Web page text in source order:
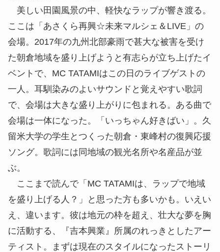
美しい田園風景の中、軽快なラップが響き渡る。
ここは「あさくら再興☆未来マルシェ＆LIVE」の
会場。2017年の九州北部豪雨で甚大な被害を受け
た朝倉地域を盛り上げようと有志らが立ち上げたイ
ベントで、MC TATAMIはこの日のライブゲストの
一人。耳馴染みのよいサウンドと覚えやすい歌詞
で、会場は大きな盛り上がりに包まれる。ある曲で
会場は一体になった。「いっちゃん好きばい」。久
留米大学の学生とつくった朝倉・東峰村の復興応援
ソング。歌詞には同地域の観光名所や名産品が並
ぶ。
ここまで読んで「MC TATAMIは、ラップで地域
を盛り上げる人？」と思った方も多いかも。いえい
え、違います。彼は地元の枠を超え、壮大な夢を胸
に活動する、『吉本興業』所属のれっきとしたアー
ティスト。まずは現在のスタイルになったストーリ